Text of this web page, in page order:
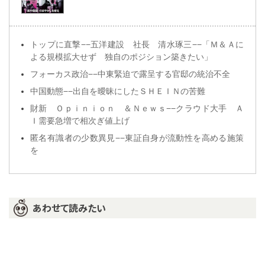
トップに直撃−−五洋建設 社長 清水琢三−−「Ｍ＆Ａに
よる規模拡大せず 独自のポジション築きたい」
フォーカス政治−−中東緊迫で露呈する官邸の統治不全
中国動態−−出自を曖昧にしたＳＨＥＩＮの苦難
財新 Ｏｐｉｎｉｏｎ ＆Ｎｅｗｓ−−クラウド大手 Ａ
Ｉ需要急増で相次ぎ値上げ
匿名有識者の少数異見−−東証自身が流動性を高める施策
を
あわせて読みたい